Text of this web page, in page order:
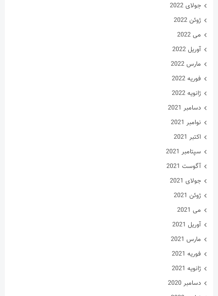
جولای 2022
ژوئن 2022
می 2022
آوریل 2022
مارس 2022
فوریه 2022
ژانویه 2022
دسامبر 2021
نوامبر 2021
اکتبر 2021
سپتامبر 2021
آگوست 2021
جولای 2021
ژوئن 2021
می 2021
آوریل 2021
مارس 2021
فوریه 2021
ژانویه 2021
دسامبر 2020